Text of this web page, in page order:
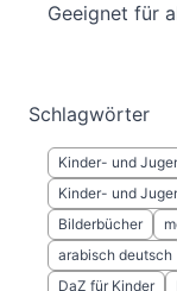
Geeignet für
Schlagwörter
Kinder- und
Kinder- und
Bilderbücher
arabisch deutsch
DaZ für Kinder